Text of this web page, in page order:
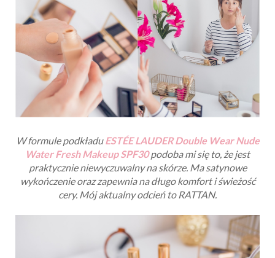
W formule podkładu ESTÉE LAUDERDouble Wear Nude
Water Fresh Makeup SPF30 podoba mi się to, że jest
praktycznie niewyczuwalny na skórze. Ma satynowe
wykończenie oraz zapewnia na długo komfort i świeżość
cery. Mój aktualny odcień to RATTAN.